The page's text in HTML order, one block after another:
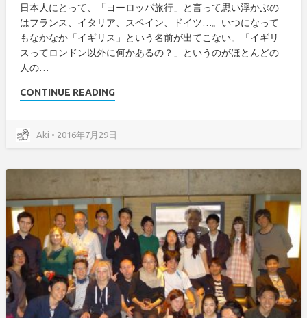
日本人にとって、「ヨーロッパ旅行」と言って思い浮かぶの
はフランス、イタリア、スペイン、ドイツ…。いつになって
もなかなか「イギリス」という名前が出てこない。「イギリ
スってロンドン以外に何かあるの？」というのがほとんどの
人の…
CONTINUE READING
Aki • 2016年7月29日